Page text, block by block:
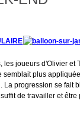
joueurs d'Olivier et
plus
progression se fait
de travailler et être